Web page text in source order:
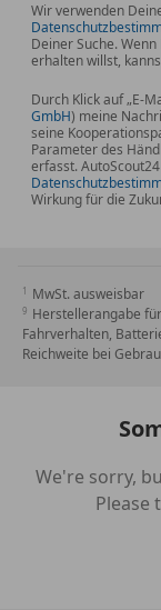
Wir verwenden
Deiner Suche.
erhalten willst,
Durch Klick auf „E-
GmbH) meine
seine
Parameter des
erfasst.
Wirkung für die
MwSt. ausweisbar
Herstellerangabe
Fahrverhalten,
Reichweite bei
We're sorry,
Please